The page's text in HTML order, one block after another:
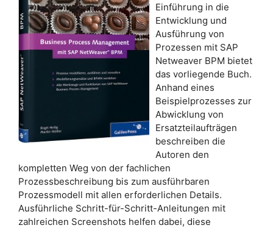
Einführung in die
Entwicklung und
Ausführung von
Prozessen mit SAP
Netweaver BPM bietet
das vorliegende Buch.
Anhand eines
Beispielprozesses zur
Abwicklung von
Ersatzteilaufträgen
beschreiben die
Autoren den
kompletten Weg von der fachlichen
Prozessbeschreibung bis zum ausführbaren
Prozessmodell mit allen erforderlichen Details.
Ausführliche Schritt-für-Schritt-Anleitungen mit
zahlreichen Screenshots helfen dabei, diese